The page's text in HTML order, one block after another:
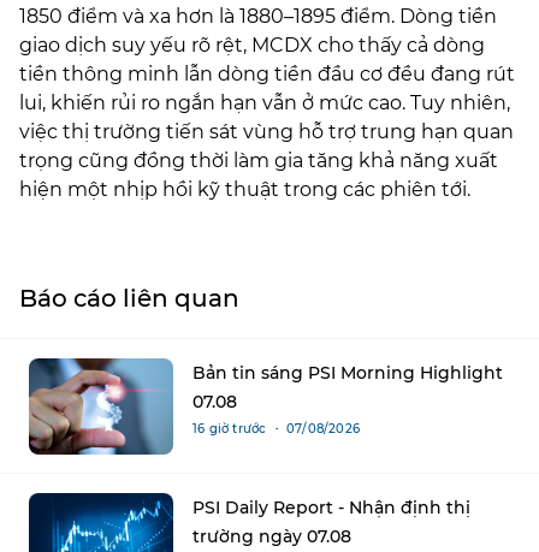
1850 điểm và xa hơn là 1880–1895 điểm. Dòng tiền
giao dịch suy yếu rõ rệt, MCDX cho thấy cả dòng
tiền thông minh lẫn dòng tiền đầu cơ đều đang rút
lui, khiến rủi ro ngắn hạn vẫn ở mức cao. Tuy nhiên,
việc thị trường tiến sát vùng hỗ trợ trung hạn quan
trọng cũng đồng thời làm gia tăng khả năng xuất
hiện một nhịp hồi kỹ thuật trong các phiên tới.
Báo cáo liên quan
Bản tin sáng PSI Morning Highlight
07.08
16 giờ trước ・ 07/08/2026
PSI Daily Report - Nhận định thị
trường ngày 07.08